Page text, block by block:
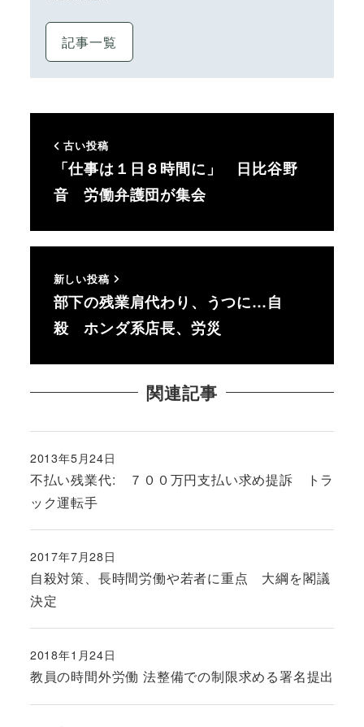
記事一覧
古い投稿
「仕事は１日８時間に」 日比谷野
音 労働弁護団が集会
新しい投稿
部下の残業肩代わり、うつに…自
殺 ホンダ系店長、労災
関連記事
不払い残業代: ７００万円支払い求め提訴 トラ
ック運転手
投稿日
2013年5月24日
自殺対策、長時間労働や若者に重点 大綱を閣議
決定
投稿日
2017年7月28日
教員の時間外労働 法整備での制限求める署名提出
投稿日
2018年1月24日